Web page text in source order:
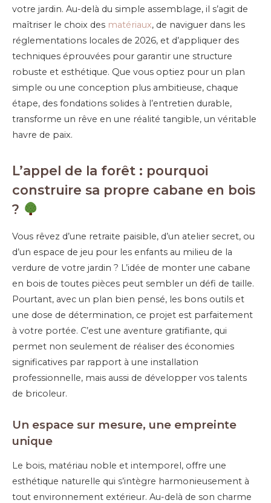
votre jardin. Au-delà du simple assemblage, il s’agit de
maîtriser le choix des matériaux, de naviguer dans les
réglementations locales de 2026, et d’appliquer des
techniques éprouvées pour garantir une structure
robuste et esthétique. Que vous optiez pour un plan
simple ou une conception plus ambitieuse, chaque
étape, des fondations solides à l’entretien durable,
transforme un rêve en une réalité tangible, un véritable
havre de paix.
L’appel de la forêt : pourquoi
construire sa propre cabane en bois
?
Vous rêvez d’une retraite paisible, d’un atelier secret, ou
d’un espace de jeu pour les enfants au milieu de la
verdure de votre jardin ? L’idée de monter une cabane
en bois de toutes pièces peut sembler un défi de taille.
Pourtant, avec un plan bien pensé, les bons outils et
une dose de détermination, ce projet est parfaitement
à votre portée. C’est une aventure gratifiante, qui
permet non seulement de réaliser des économies
significatives par rapport à une installation
professionnelle, mais aussi de développer vos talents
de bricoleur.
Un espace sur mesure, une empreinte
unique
Le bois, matériau noble et intemporel, offre une
esthétique naturelle qui s’intègre harmonieusement à
tout environnement extérieur. Au-delà de son charme